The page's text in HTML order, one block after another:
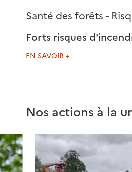
Santé des forêts -
Forts risques
EN SAVOIR +
Nos actions à la